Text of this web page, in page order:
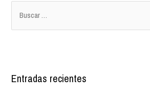
Entradas recientes